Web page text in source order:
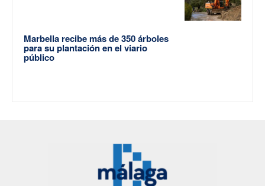
Marbella recibe más de 350 árboles
para su plantación en el viario
público